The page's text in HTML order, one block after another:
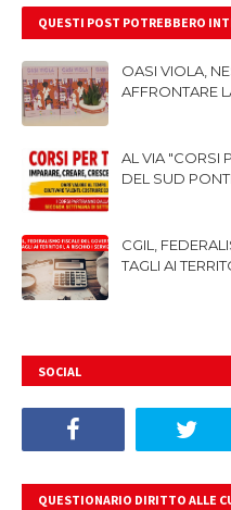
QUESTI POST POTREBBERO
OASI VIOLA,
AFFRONTARE
AL VIA "CORSI
DEL SUD
CGIL,
TAGLI AI
SOCIAL
QUESTIONARIO DIRITTO ALLE